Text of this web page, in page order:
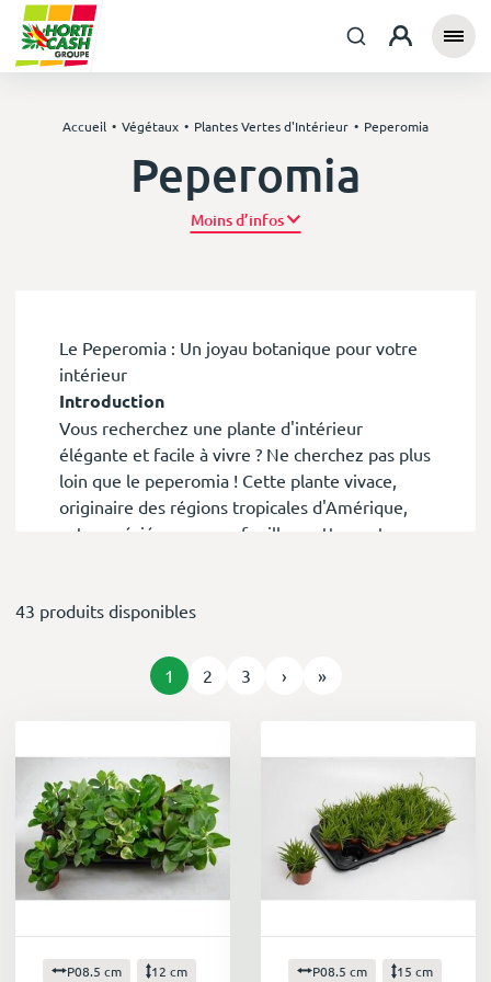
Accueil Végétaux Plantes Vertes d'Intérieur Peperomia
Peperomia
Plus d’infos
Le Peperomia : Un joyau botanique pour votre
intérieur
Introduction
Vous recherchez une plante d'intérieur
élégante et facile à vivre ? Ne cherchez pas plus
loin que le peperomia ! Cette plante vivace,
originaire des régions tropicales d'Amérique,
est appréciée pour son feuillage attrayant, sa
Un feuillage d'une beauté saisissante
charnues et décoratives, qui se déclinent dans
une large palette de couleurs et de textures.
forme de cœur ou même en étoile, chaque
variété de peperomia offre un spectacle visuel
unique.
Une diversité remarquable
Avec plus de 1 000 espèces recensées, le genre
Peperomia propose un choix infini pour
les petites variétés rampantes parfaites pour
43 produits disponibles
1 2 3 › »
P08.5 cm 12 cm P08.5 cm 15 cm